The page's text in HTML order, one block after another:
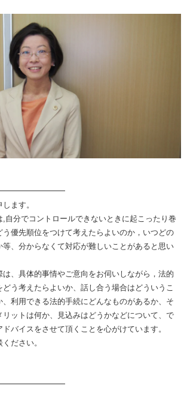
ます。
,自分でコントロールできないときに起こったり巻
う優先順位をつけて考えたらよいのか，いつどの
等、分からなくて対応が難しいことがあると思い
は、具体的事情やご意向をお伺いしながら，法的
う考えたらよいか、話し合う場合はどういうこ
、利用できる法的手続にどんなものがあるか、そ
ットは何か、見込みはどうかなどについて、で
バイスをさせて頂くことを心がけています。
ださい。